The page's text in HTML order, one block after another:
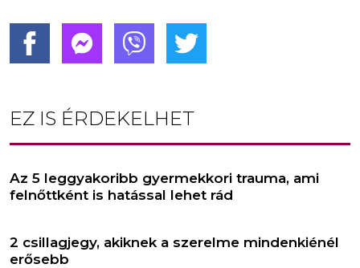
EZ IS ÉRDEKELHET
Az 5 leggyakoribb gyermekkori trauma, ami
felnőttként is hatással lehet rád
2 csillagjegy, akiknek a szerelme mindenkiénél
erősebb